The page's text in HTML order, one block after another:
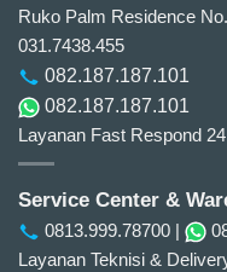
Ruko Palm Residence
031.7438.455
082.187.187.101
082.187.187.101
Layanan Fast Respond
Service Center &
0813.999.78700|
Layanan Teknisi &